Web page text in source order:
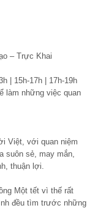
– Trực Khai
| 15h-17h | 17h-19h
làm những việc quan
Việt, với quan niệm
suôn sẻ, may mắn,
thuận lợi.
Một tết vì thế rất
đều tìm trước những